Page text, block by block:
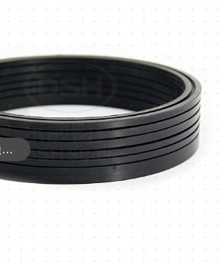
密封件定制/现货怎么报价，起订量多少？